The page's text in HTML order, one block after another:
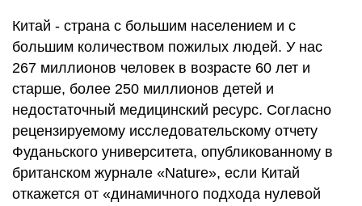
Китай - страна с большим населением и с
большим количеством пожилых людей. У нас
267 миллионов человек в возрасте 60 лет и
старше, более 250 миллионов детей и
недостаточный медицинский ресурс. Согласно
рецензируемому исследовательскому отчету
Фуданьского университета, опубликованному в
британском журнале «Nature», если Китай
откажется от «динамичного подхода нулевой